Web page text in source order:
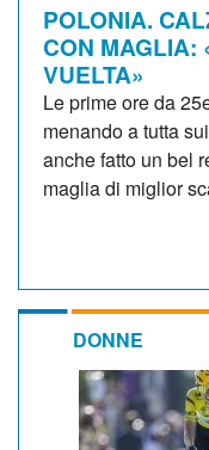
POLONIA.
CON MAGLIA:
VUELTA»
Le prime ore da
menando a tutta
anche fatto un bel
maglia di miglior
DONNE